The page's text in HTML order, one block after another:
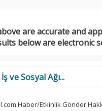
are accurate and
below are electronic
ve Sosyal Ağı...
Haber/Etkinlik Gönder